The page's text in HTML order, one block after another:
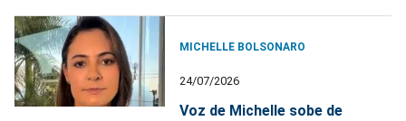
MICHELLE BOLSONARO
24/07/2026
Voz de Michelle sobe de